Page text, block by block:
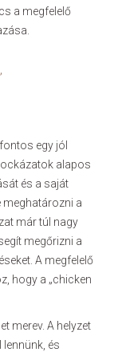
a megfelelő
egy jól
alapos
és a saját
meghatározni a
már túl nagy
megőrizni a
A megfelelő
hogy a „chicken
merev. A helyzet
és